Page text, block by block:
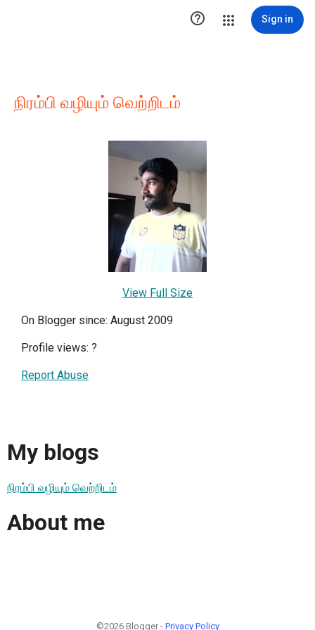
 Sign in
நிரம்பி வழியும் வெற்றிடம்
View Full Size
On Blogger since: August 2009
Profile views: ?
Report Abuse
My blogs
நிரம்பி வழியும் வெற்றிடம்
About me
©2026 Blogger - Privacy Policy